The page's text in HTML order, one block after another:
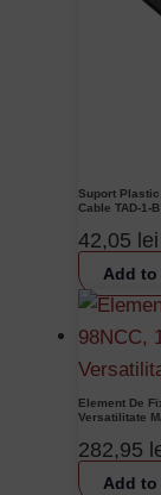
Suport
Cable TAD-1-B
42,05 lei
Add to
Element De
Versatilitate
282,95
Add to